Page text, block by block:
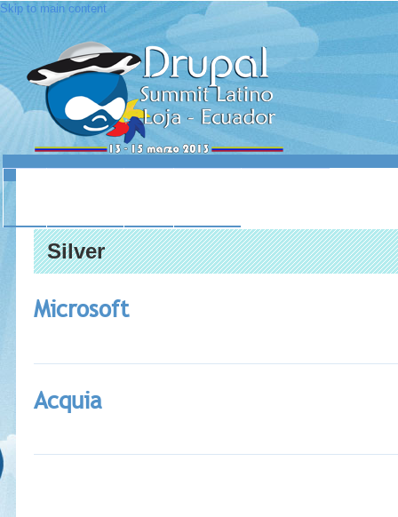
Skip to main content
Silver
Microsoft
Acquia